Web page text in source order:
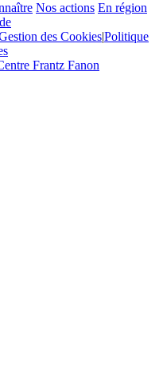
Nos actions En région
des Cookies|Politique
Frantz Fanon